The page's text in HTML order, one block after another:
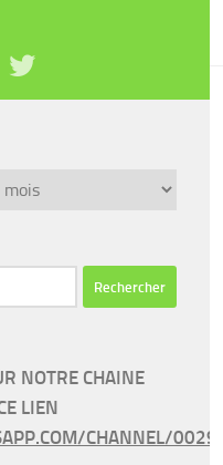
NOTRE CHAINE
LIEN
CHANNEL/